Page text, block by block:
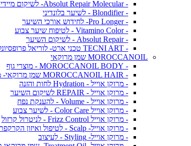
- Absolut Repair Molecular- לשיקום מיידי של השיער
- Blondifier - לשיער בלונדיני
- Pro Longer- לחידוש אורכי השיער
- Vitamino Color - לטיפוח שיער צבוע
- Absolut Repair - לשיקום השיער
- TECNI ART טכני ארט- לוריאל פרופסיונל
MOROCCANOIL שמן מרוקאי
- MOROCCANOIL BODY - מוצרי גוף
- MOROCCANOIL HAIR שמן מרוקאי- מוצרי שיער
- מרוקן אוייל - Hydration לחות והזנה
- מרוקן אוייל - REPAIR לשיקום השיער
- מרוקן אוייל - Volume - להענקת נפח
- מרוקן אוייל Color Care - לשיער צבוע
- מרוקן אוייל Frizz Control - לניטרול קרזול
- מרוקן אוייל- Scalp - לטיפול ואיזון הקרקפת
- מרוקן אוייל- Styling - לעיצוב